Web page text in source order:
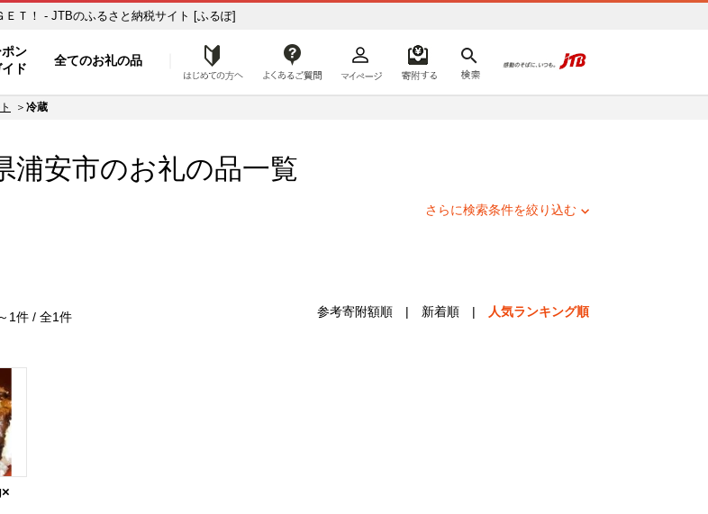
旅行クーポンをＧＥＴ！ - JTBのふるさと納税サイト [ふるぽ]
ン
ド
全てのお礼の品 はじめての方へ
冷蔵
浦安市のお礼の品一覧
さらに検索条件を絞り込む
1件 / 全1件 参考寄附額順 | 新着順 | 人気ランキング順